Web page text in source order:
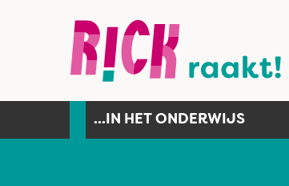
...IN HET ONDERWIJS